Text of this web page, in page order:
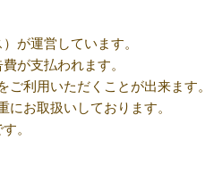
が運営しています。
が支払われます。
利用いただくことが出来ます。
お取扱いしております。
。